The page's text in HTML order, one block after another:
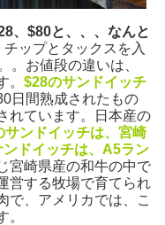
、$80と、、、なんと
チップとタックスを入
。お値段の違いは、
。 $28のサンドイッチ
日間熟成されたもの
れています。日本産の
サンドイッチは、宮崎
ンドイッチは、A5ラン
宮崎県産の和牛の中で
営する牧場で育てられ
で、アメリカでは、こ
。